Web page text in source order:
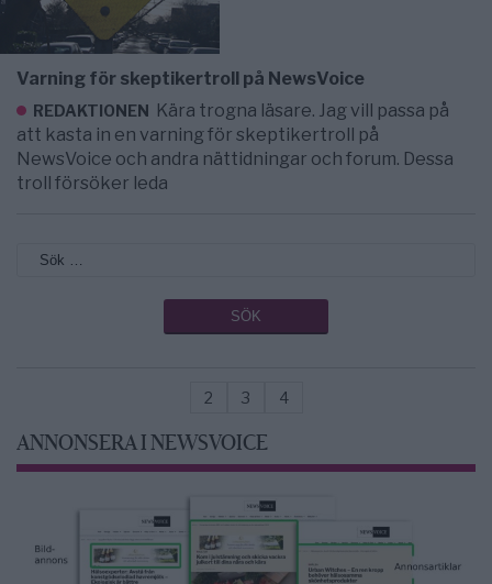
Varning för skeptikertroll på NewsVoice
REDAKTIONEN Kära trogna läsare. Jag vill passa på
att kasta in en varning för skeptikertroll på
NewsVoice och andra nättidningar och forum. Dessa
troll försöker leda
2 3 4
ANNONSERA I NEWSVOICE